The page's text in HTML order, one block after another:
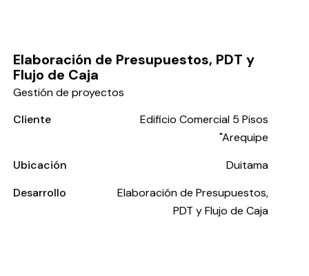
Elaboración de Presupuestos, PDT y
Flujo de Caja
Gestión de proyectos
Cliente
Edificio Comercial 5 Pisos
"Arequipe
Ubicación
Duitama
Desarrollo
Elaboración de Presupuestos,
PDT y Flujo de Caja